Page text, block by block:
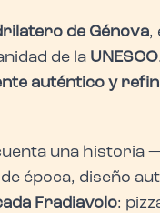
de Génova,
de la UNESCO
auténtico y
una historia —
época, diseño
Fradiavolo: